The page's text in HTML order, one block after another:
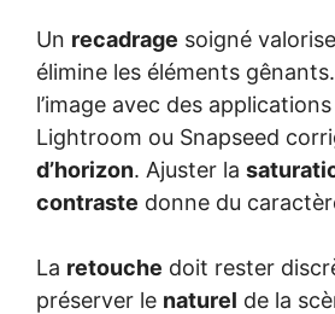
Un recadrage soigné
élimine les éléments
l’image avec des
Lightroom ou Snapseed
d’horizon. Ajuster la
contraste donne du
La retouche doit rester
préserver le naturel de la